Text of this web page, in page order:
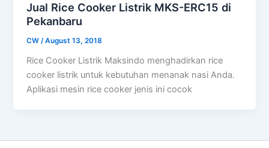
Jual Rice Cooker Listrik MKS-ERC15 di
Pekanbaru
CW/August 13, 2018
Rice Cooker Listrik Maksindo menghadirkan rice
cooker listrik untuk kebutuhan menanak nasi Anda.
Aplikasi mesin rice cooker jenis ini cocok